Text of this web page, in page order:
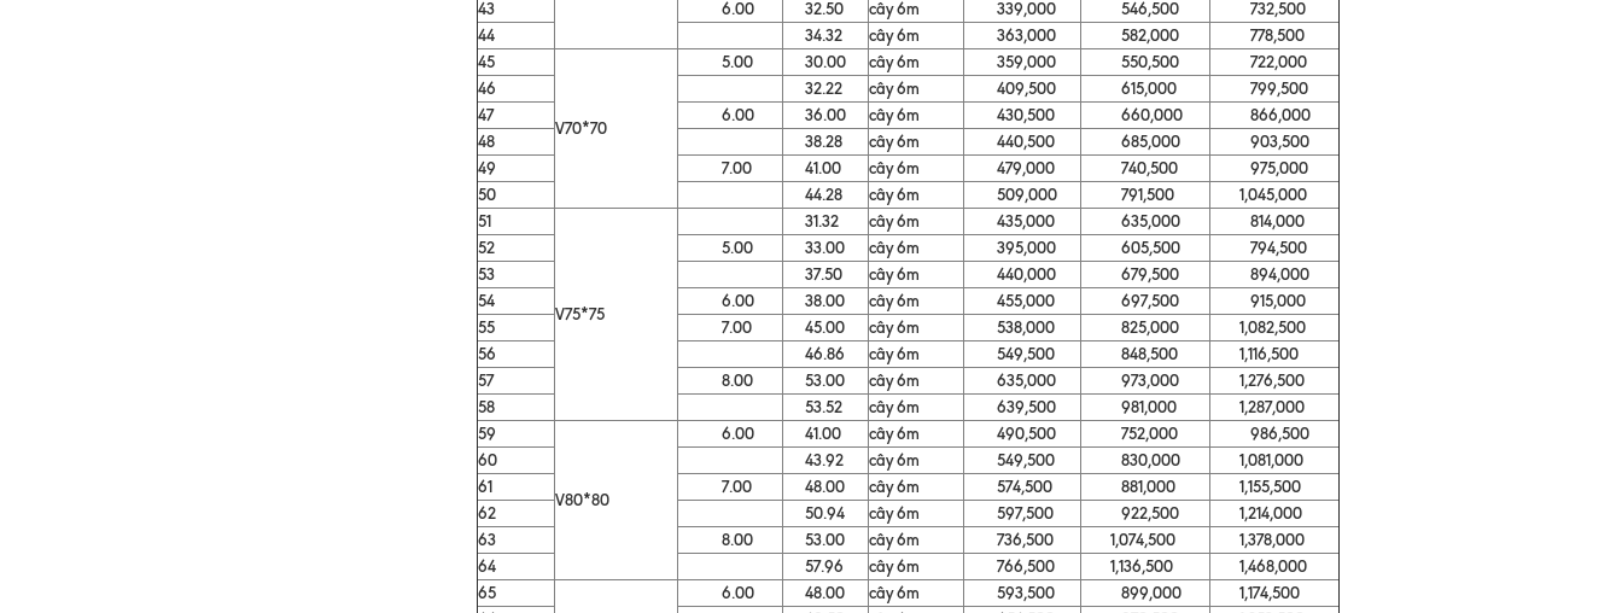
43
6.00 32.50 cây 6m 339,000 546,500
732,500
44
34.32 cây 6m 363,000 582,000
778,500
45
V70*70
5.00 30.00 cây 6m 359,000 550,500
722,000
46
32.22 cây 6m 409,500 615,000
799,500
47
6.00 36.00 cây 6m 430,500 660,000
866,000
48
38.28 cây 6m 440,500 685,000
903,500
49
7.00 41.00 cây 6m 479,000 740,500
975,000
50
44.28 cây 6m 509,000 791,500
1,045,000
51
V75*75
31.32 cây 6m 435,000 635,000
814,000
52
5.00 33.00 cây 6m 395,000 605,500
794,500
53
37.50 cây 6m 440,000 679,500
894,000
54
6.00 38.00 cây 6m 455,000 697,500
915,000
55
7.00 45.00 cây 6m 538,000 825,000
1,082,500
56
46.86 cây 6m 549,500 848,500
1,116,500
57
8.00 53.00 cây 6m 635,000 973,000
1,276,500
58
53.52 cây 6m 639,500 981,000
1,287,000
59
V80*80
6.00 41.00 cây 6m 490,500 752,000
986,500
60
43.92 cây 6m 549,500 830,000
1,081,000
61
7.00 48.00 cây 6m 574,500 881,000
1,155,500
62
50.94 cây 6m 597,500 922,500
1,214,000
63
8.00 53.00 cây 6m 736,500 1,074,500
1,378,000
64
57.96 cây 6m 766,500 1,136,500
1,468,000
65
6.00 48.00 cây 6m 593,500 899,000
1,174,500